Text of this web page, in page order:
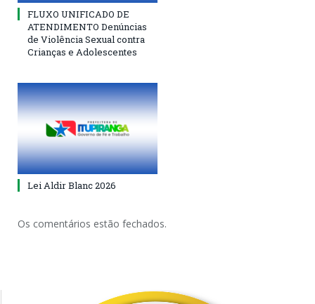
FLUXO UNIFICADO DE
ATENDIMENTO Denúncias
de Violência Sexual contra
Crianças e Adolescentes
Lei Aldir Blanc 2026
Os comentários estão fechados.